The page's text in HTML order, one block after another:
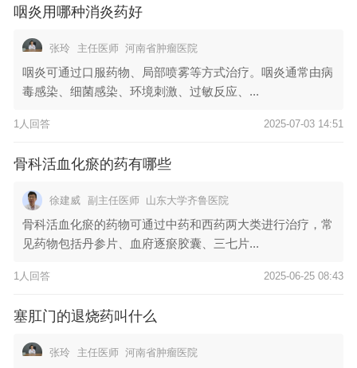
咽炎用哪种消炎药好
张玲 主任医师 河南省肿瘤医院
咽炎可通过口服药物、局部喷雾等方式治疗。咽炎通常由病
毒感染、细菌感染、环境刺激、过敏反应、...
1人回答 2025-07-03 14:51
骨科活血化瘀的药有哪些
徐建威 副主任医师 山东大学齐鲁医院
骨科活血化瘀的药物可通过中药和西药两大类进行治疗，常
见药物包括丹参片、血府逐瘀胶囊、三七片...
1人回答 2025-06-25 08:43
塞肛门的退烧药叫什么
张玲 主任医师 河南省肿瘤医院